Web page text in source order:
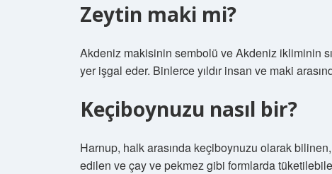
Zeytin maki mi?
Akdeniz makisinin sembolü ve Akdeniz ikliminin
yer işgal eder. Binlerce yıldır insan ve maki
Keçiboynuzu nasıl bir?
Harnup, halk arasında keçiboynuzu olarak
edilen ve çay ve pekmez gibi formlarda